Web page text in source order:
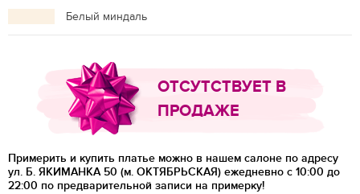
Белый миндаль
ОТСУТСТВУЕТ В
ПРОДАЖЕ
Примерить и купить платье можно в нашем салоне по адресу
ул. Б. ЯКИМАНКА 50 (м. ОКТЯБРЬСКАЯ) ежедневно с 10:00 до
22:00 по предварительной записи на примерку!